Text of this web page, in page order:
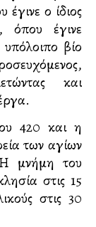
ο ίδιος
όπου έγινε
βίο
και
420 και η
των αγίων
μνήμη του
στις 15
στις 30